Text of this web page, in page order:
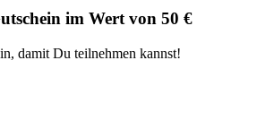
im Wert von 50 €
damit Du teilnehmen kannst!